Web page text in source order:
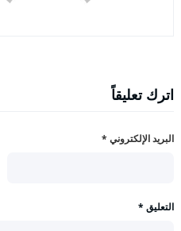
اترك تعليقاً
البريد الإلكتروني *
التعليق *